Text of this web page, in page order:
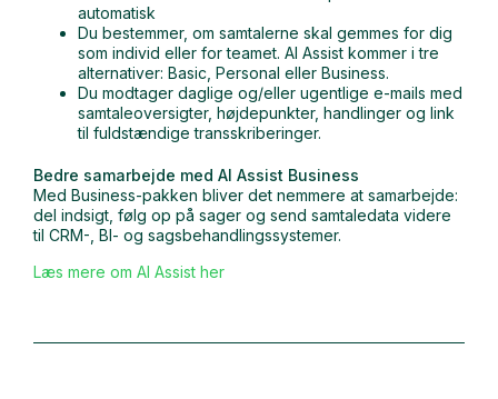
automatisk
Du bestemmer, om samtalerne skal gemmes for dig
som individ eller for teamet. AI Assist kommer i tre
alternativer: Basic, Personal eller Business.
Du modtager daglige og/eller ugentlige e-mails med
samtaleoversigter, højdepunkter, handlinger og link
til fuldstændige transskriberinger.
Bedre samarbejde med AI Assist Business
Med Business-pakken bliver det nemmere at samarbejde:
del indsigt, følg op på sager og send samtaledata videre
til CRM-, BI- og sagsbehandlingssystemer.
Læs mere om AI Assist her